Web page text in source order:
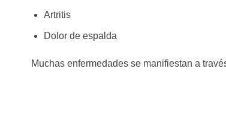
Artritis
Dolor de espalda
Muchas enfermedades se manifiestan a